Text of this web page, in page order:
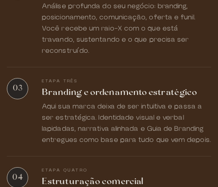
Análise profunda do seu negócio: branding,
posicionamento, comunicação, oferta e funil.
Você recebe um raio-X com o que está
travando, sustentando e o que precisa ser
reconstruído.
03
ETAPA TRÊS
Branding e ordenamento estratégico
Aqui sua marca deixa de ser intuitiva e passa a
ser estratégica. Identidade visual e verbal
lapidadas, narrativa alinhada e Guia de Branding
entregues como base para tudo que vem depois.
04
ETAPA QUATRO
Estruturação comercial